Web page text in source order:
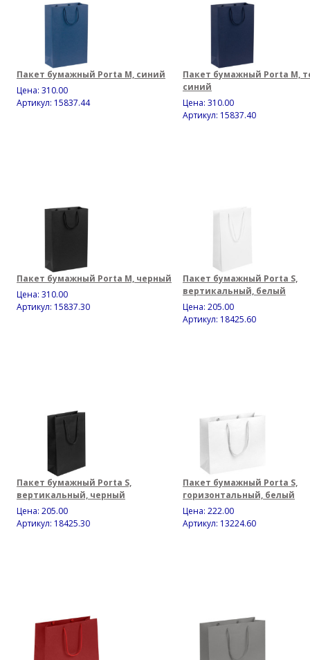
Пакет бумажный Porta M, синий
Цена: 310.00
Артикул: 15837.44
Пакет бумажный Porta M,
синий
Цена: 310.00
Артикул: 15837.40
Пакет бумажный Porta M, черный
Цена: 310.00
Артикул: 15837.30
Пакет бумажный Porta S,
вертикальный, белый
Цена: 205.00
Артикул: 18425.60
Пакет бумажный Porta S,
вертикальный, черный
Цена: 205.00
Артикул: 18425.30
Пакет бумажный Porta S,
горизонтальный, белый
Цена: 222.00
Артикул: 13224.60